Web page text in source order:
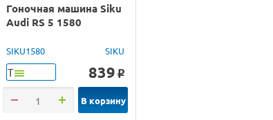
Гоночная машина Siku
Audi RS 5 1580
SIKU1580 SIKU
Т 839 o
В корзину